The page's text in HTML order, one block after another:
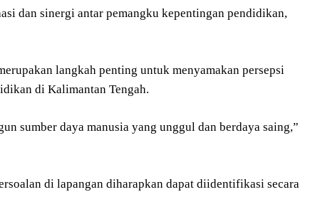
dan sinergi antar pemangku kepentingan pendidikan,
langkah penting untuk menyamakan persepsi
di Kalimantan Tengah.
sumber daya manusia yang unggul dan berdaya saing,”
di lapangan diharapkan dapat diidentifikasi secara